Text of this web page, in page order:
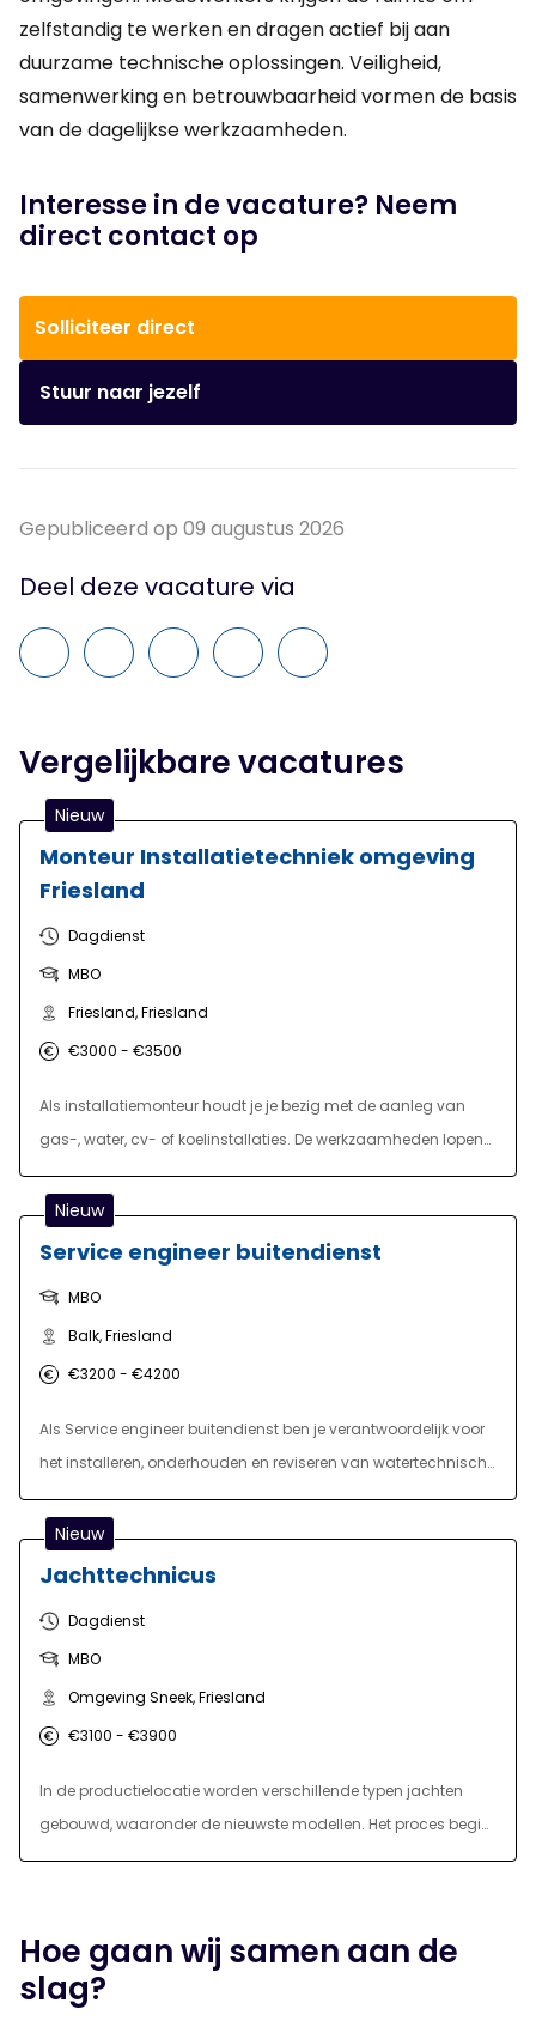
zelfstandig te werken en dragen actief bij aan
duurzame technische oplossingen. Veiligheid,
samenwerking en betrouwbaarheid vormen de basis
van de dagelijkse werkzaamheden.
Interesse in de vacature? Neem
direct contact op
Solliciteer direct
Stuur naar jezelf
Gepubliceerd op 09 augustus 2026
Deel deze vacature via
Vergelijkbare vacatures
Nieuw
Monteur Installatietechniek omgeving
Friesland
Dagdienst
MBO
Friesland, Friesland
€3000 - €3500
Als installatiemonteur houdt je je bezig met de aanleg van
gas-, water, cv- of koelinstallaties. De werkzaamheden lopen
van de aanleg van leidingen tot het gereedmaken van cv-
ketels. Al gauw krijg je veel verantwoordelijkheid en zal je
zelfstandig je werkzaamheden gaan uitvoeren. Technisch
van pas. Ook is het van belang dat je communicatief sterk en
representatief bent. Je staat namelijk veel in direct contact met
klanten.
Nieuw
Service engineer buitendienst
MBO
Balk, Friesland
€3200 - €4200
Als Service engineer buitendienst ben je verantwoordelijk voor
het installeren, onderhouden en reviseren van watertechnische
installaties bij klanten in binnen- en buitenland. Je werkt aan
onder andere schroefpompen, vijzelinstallaties en
aanverwante mechanische systemen die worden toegepast
voert preventief onderhoud uit, lost storingen op en begeleidt
inbedrijfstellingen van nieuwe installaties. Daarbij analyseer je
technische problemen, stel je diagnoses en zorg je voor een
duurzame oplossing. Je werkt zelfstandig op locatie en stemt
en technische aandachtspunten.
Nieuw
Jachttechnicus
Dagdienst
MBO
Omgeving Sneek, Friesland
€3100 - €3900
In de productielocatie worden verschillende typen jachten
gebouwd, waaronder de nieuwste modellen. Het proces begint
met de bouw van de romp, waarna de verschillende
Hoe gaan wij samen aan de
slag?